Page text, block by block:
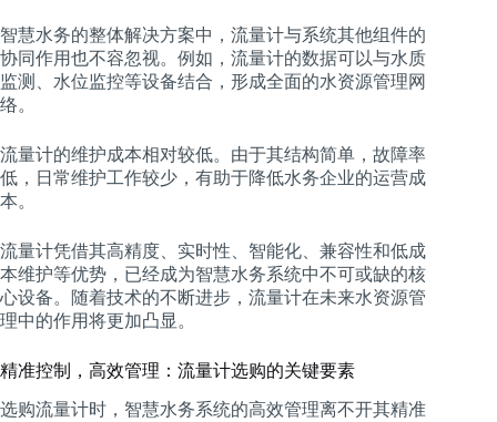
智慧水务的整体解决方案中，流量计与系统其他组件的
协同作用也不容忽视。例如，流量计的数据可以与水质
监测、水位监控等设备结合，形成全面的水资源管理网
络。
流量计的维护成本相对较低。由于其结构简单，故障率
低，日常维护工作较少，有助于降低水务企业的运营成
本。
流量计凭借其高精度、实时性、智能化、兼容性和低成
本维护等优势，已经成为智慧水务系统中不可或缺的核
心设备。随着技术的不断进步，流量计在未来水资源管
理中的作用将更加凸显。
精准控制，高效管理：流量计选购的关键要素
选购流量计时，智慧水务系统的高效管理离不开其精准